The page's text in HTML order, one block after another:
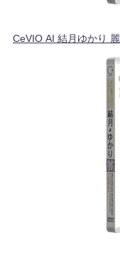
CeVIO AI 結月ゆかり 麗